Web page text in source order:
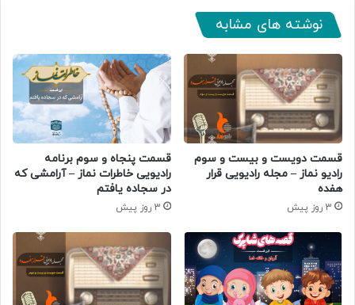
نوشته های مشابه
قسمت دویست و بیست و سوم
رادیو نماز – مجله رادیویی قرار
هفده
3 روز پیش
قسمت پنجاه و سوم برنامه
رادیویی خاطرات نماز – آرامشی که
در سجاده یافتم
3 روز پیش